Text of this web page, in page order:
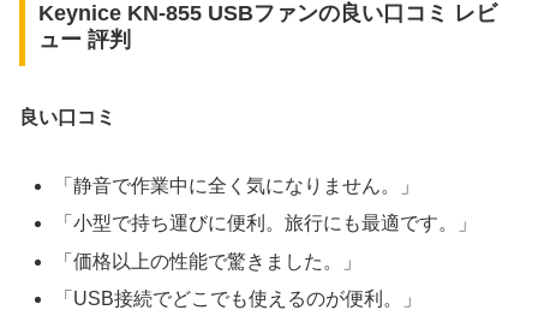
Keynice KN-855 USBファンの良い口コミ レビ
ュー 評判
良い口コミ
「静音で作業中に全く気になりません。」
「小型で持ち運びに便利。旅行にも最適です。」
「価格以上の性能で驚きました。」
「USB接続でどこでも使えるのが便利。」